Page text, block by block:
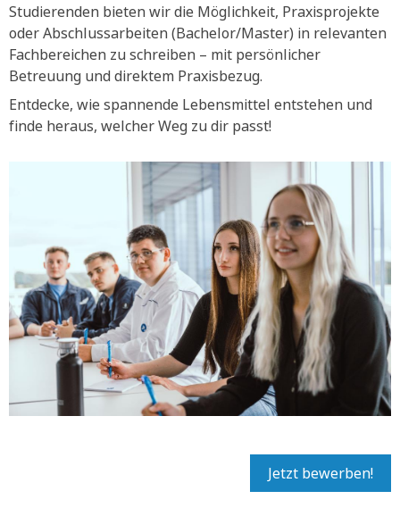
Studierenden bieten wir die Möglichkeit, Praxisprojekte
oder Abschlussarbeiten (Bachelor/Master) in relevanten
Fachbereichen zu schreiben – mit persönlicher
Betreuung und direktem Praxisbezug.
Entdecke, wie spannende Lebensmittel entstehen und
finde heraus, welcher Weg zu dir passt!
Jetzt bewerben!